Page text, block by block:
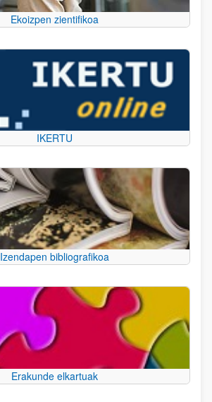
Ekoizpen zientifikoa
IKERTU
Izendapen bibliografikoa
Erakunde elkartuak